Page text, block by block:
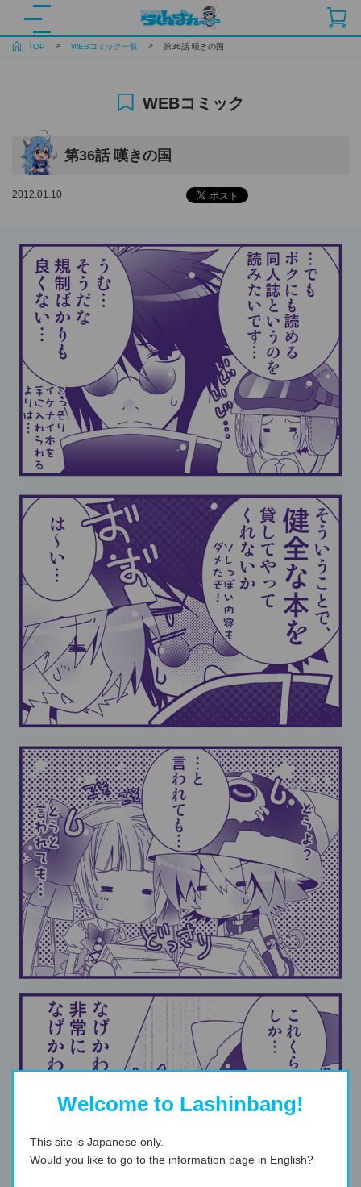
TOP WEBコミック一覧 第36話 嘆きの国
WEBコミック
第36話 嘆きの国
2012.01.10
Welcome to Lashinbang!
This site is Japanese only.
Would you like to go to the information page in English?